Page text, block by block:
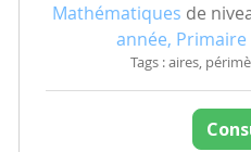
Mathématiques de
année, Primaire
Tags : aires,